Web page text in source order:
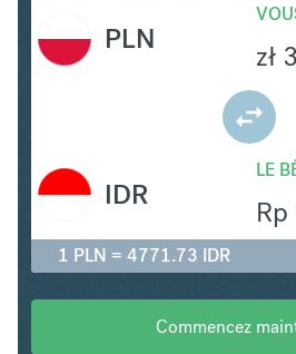
PLN
zł
LE
Rp
IDR
1 PLN = 4771.73 IDR
Commencez